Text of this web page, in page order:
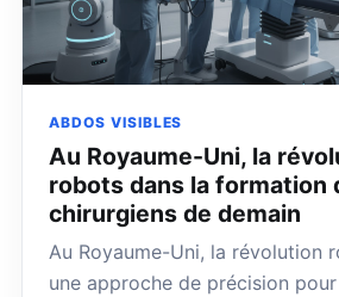
ABDOS VISIBLES
Au Royaume-Uni, la
robots dans la formation
chirurgiens de demain
Au Royaume-Uni, la révolution
une approche de précision